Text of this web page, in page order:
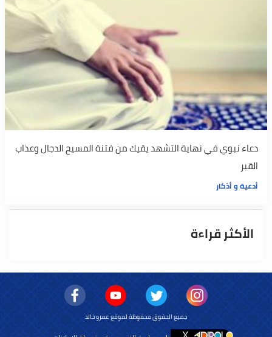
دعاء نبوي في نهاية التشهد يقيك من فتنة المسيح الدجال وعذاب
القبر
أدعية و أذكار
الأكثر قراءة
جميع الحقوق محفوظة لموقع عمرو خالد